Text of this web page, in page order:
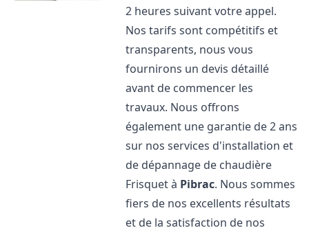
2 heures suivant votre appel.
Nos tarifs sont compétitifs et
transparents, nous vous
fournirons un devis détaillé
avant de commencer les
travaux. Nous offrons
également une garantie de 2 ans
sur nos services d'installation et
de dépannage de chaudière
Frisquet à Pibrac. Nous sommes
fiers de nos excellents résultats
et de la satisfaction de nos